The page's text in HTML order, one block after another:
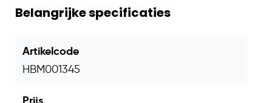
bevestigingsplaat.
Inclusief 4 bouten:
Veelzijdig toepasbaar:
betonpoeren, houten staanders en
Belangrijke specificaties
Artikelcode
HBM001345
Prijs